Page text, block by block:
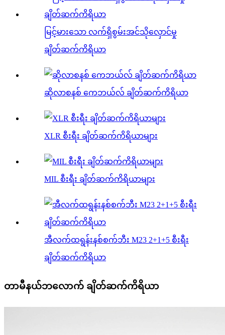
မြင့်မားသော လက်ရှိစွမ်းအင်သိုလှောင်မှု
ချိတ်ဆက်ကိရိယာ
ဆိုလာစနစ် ကေဘယ်လ် ချိတ်ဆက်ကိရိယာ
XLR စီးရီး ချိတ်ဆက်ကိရိယာများ
MIL စီးရီး ချိတ်ဆက်ကိရိယာများ
အီလက်ထရွန်းနစ်စက်ဘီး M23 2+1+5 စီးရီး
ချိတ်ဆက်ကိရိယာ
တာမီနယ်ဘလောက် ချိတ်ဆက်ကိရိယာ